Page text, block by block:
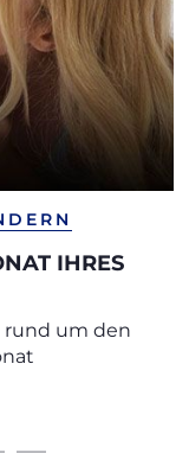
IHRES
rund um den